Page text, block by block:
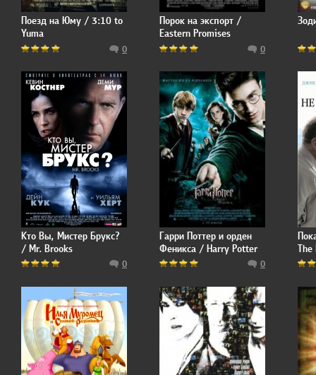
Поезд на Юму / 3:10 to
Yuma
0
Порок на экспорт /
Eastern Promises
0
Кто Вы, Мистер Брукс?
/ Mr. Brooks
0
Гарри Поттер и орден
Феникса / Harry Potter
and the Order of the
0